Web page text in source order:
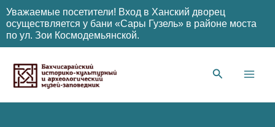
Уважаемые посетители! Вход в Ханский дворец
осуществляется у бани «Сары Гузель» в районе моста
по ул. Зои Космодемьянской.
содержимому